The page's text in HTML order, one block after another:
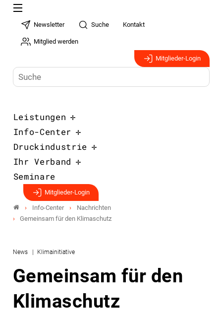
Newsletter Suche Kontakt
Mitglied werden
Mitglieder-Login
Leistungen
Info-Center
Druckindustrie
Ihr Verband
Seminare
Mitglieder-Login
Info-Center
Nachrichten
Gemeinsam für den Klimaschutz
News Klimainitiative
Gemeinsam für den
Klimaschutz